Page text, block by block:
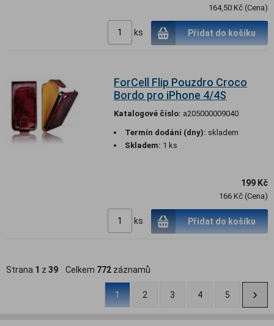
164,50 Kč (Cena)
ks Přidat do košíku
ForCell Flip Pouzdro Croco
Bordo pro iPhone 4/4S
Katalogové číslo: a205000009040
Termín dodání (dny): skladem
Skladem: 1 ks
199 Kč
166 Kč (Cena)
ks Přidat do košíku
Strana 1 z 39 Celkem 772 záznamů
1 2 3 4 5